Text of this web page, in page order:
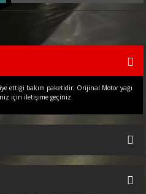
ettiği bakım paketidir. Orijinal Motor yağı
için iletişime geçiniz.
siz yapın!